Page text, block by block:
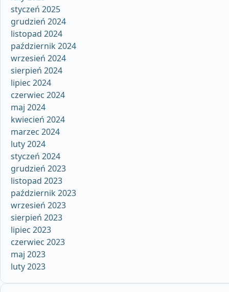
styczeń 2025
grudzień 2024
listopad 2024
październik 2024
wrzesień 2024
sierpień 2024
lipiec 2024
czerwiec 2024
maj 2024
kwiecień 2024
marzec 2024
luty 2024
styczeń 2024
grudzień 2023
listopad 2023
październik 2023
wrzesień 2023
sierpień 2023
lipiec 2023
czerwiec 2023
maj 2023
luty 2023